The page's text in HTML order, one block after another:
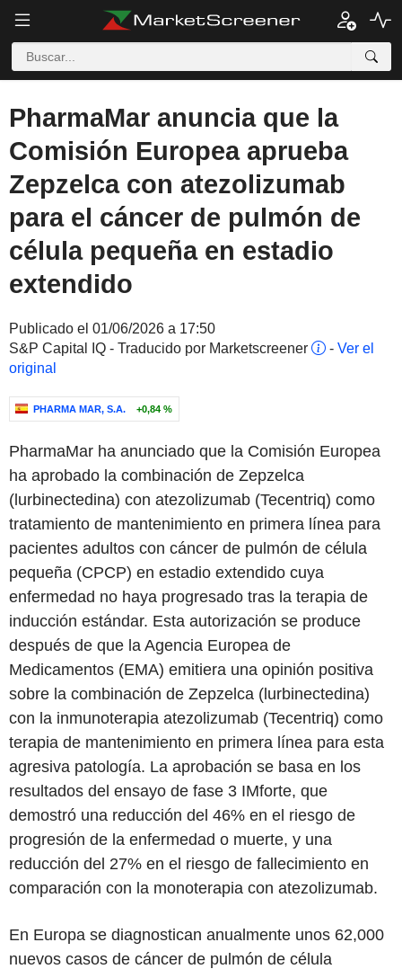
PharmaMar anuncia que la
Comisión Europea aprueba
Zepzelca con atezolizumab
para el cáncer de pulmón de
célula pequeña en estadio
extendido
Publicado el 01/06/2026 a 17:50
S&P Capital IQ - Traducido por Marketscreener
- Ver el
original
PHARMA MAR, S.A. +0,84 %
PharmaMar ha anunciado que la Comisión Europea
ha aprobado la combinación de Zepzelca
(lurbinectedina) con atezolizumab (Tecentriq) como
tratamiento de mantenimiento en primera línea para
pacientes adultos con cáncer de pulmón de célula
pequeña (CPCP) en estadio extendido cuya
enfermedad no haya progresado tras la terapia de
inducción estándar. Esta autorización se produce
después de que la Agencia Europea de
Medicamentos (EMA) emitiera una opinión positiva
sobre la combinación de Zepzelca (lurbinectedina)
con la inmunoterapia atezolizumab (Tecentriq) como
terapia de mantenimiento en primera línea para esta
agresiva patología. La aprobación se basa en los
resultados del ensayo de fase 3 IMforte, que
demostró una reducción del 46% en el riesgo de
progresión de la enfermedad o muerte, y una
reducción del 27% en el riesgo de fallecimiento en
comparación con la monoterapia con atezolizumab.
En Europa se diagnostican anualmente unos 62,000
nuevos casos de cáncer de pulmón de célula